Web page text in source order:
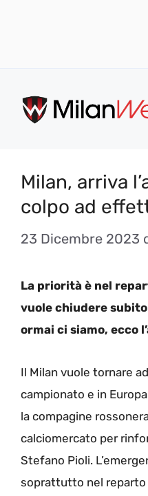
contenuto
Milan, arriva
colpo ad
23 Dicembre 2023
La priorità è nel
vuole chiudere
ormai ci siamo, ecco
Il Milan vuole tornare
campionato e in
la compagine
calciomercato per
Stefano Pioli.
soprattutto nel reparto